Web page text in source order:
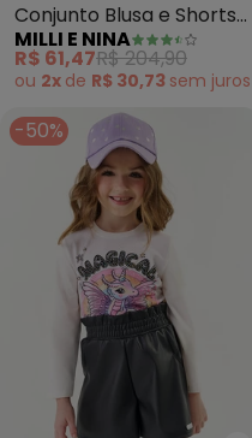
Conjunto Blusa e Shorts
Saia Zebra (Bege)
MILLI E NINA
R$ 61,47R$ 204,90
ou 2x de R$ 30,73 sem juros
-50%